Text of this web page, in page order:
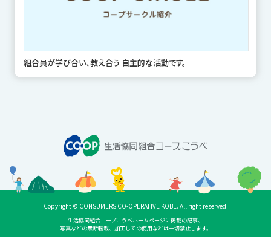
組合員が学び合い、教え合う 自主的な活動です。
Copyright © CONSUMERS CO-OPERATIVE KOBE. All right reserved.
生活協同組合コープこうべホームページに掲載の記事、
写真などの無断転載、加工しての使用などは一切禁止します。